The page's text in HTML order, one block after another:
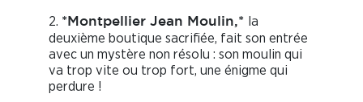
2. *Montpellier Jean Moulin,* la
deuxième boutique sacrifiée, fait son entrée
avec un mystère non résolu : son moulin qui
va trop vite ou trop fort, une énigme qui
perdure !